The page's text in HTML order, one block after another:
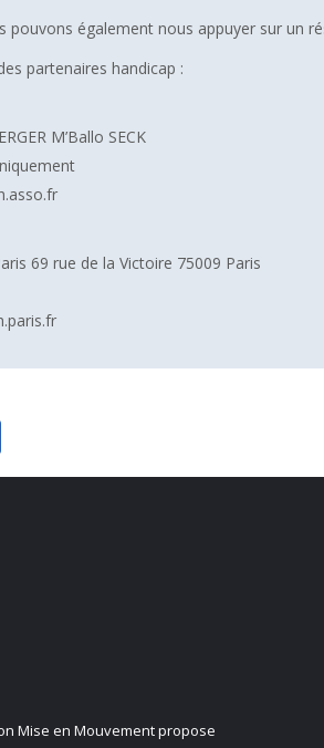
pouvons également nous appuyer sur un
partenaires handicap :
M’Ballo SECK
69 rue de la Victoire 75009 Paris
Mise en Mouvementpropose